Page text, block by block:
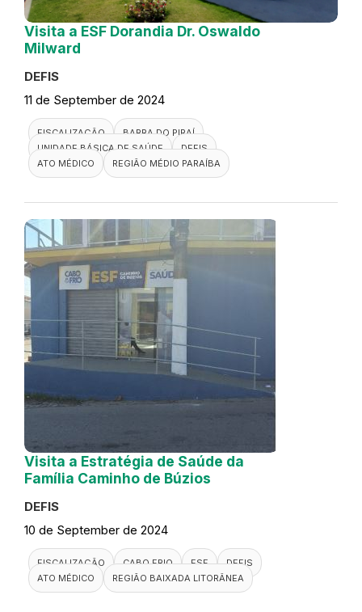
Visita a ESF Dorandia Dr. Oswaldo
Milward
DEFIS
11 de September de 2024
FISCALIZAÇÃO
BARRA DO PIRAÍ
UNIDADE BÁSICA DE SAÚDE
DEFIS
ATO MÉDICO
REGIÃO MÉDIO PARAÍBA
Visita a Estratégia de Saúde da
Família Caminho de Búzios
DEFIS
10 de September de 2024
FISCALIZAÇÃO CABO FRIO ESF
DEFIS
ATO MÉDICO
REGIÃO BAIXADA LITORÂNEA